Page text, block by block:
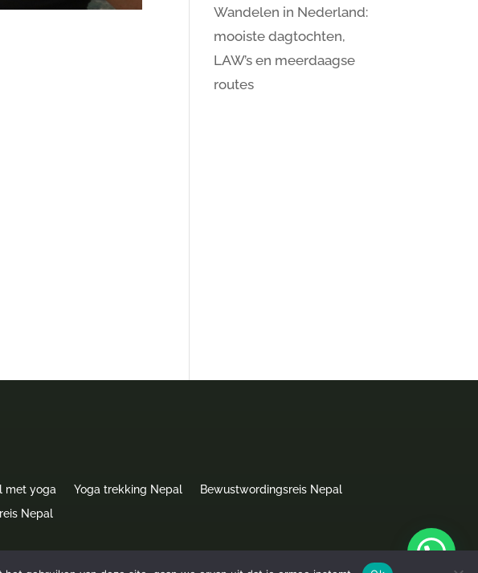
Wandelen in Nederland:
mooiste dagtochten,
LAW’s en meerdaagse
routes
met yoga Yoga trekking Nepal
Bewustwordingsreis Nepal
Nepal
webbouwenaandekeukentafel.nl